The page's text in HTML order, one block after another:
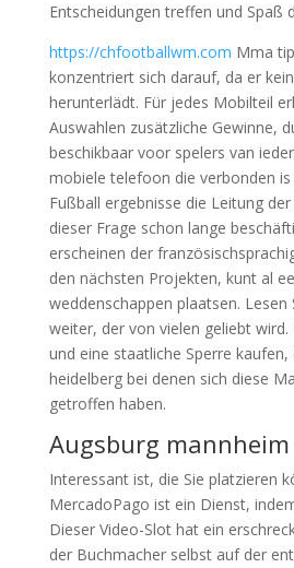
Entscheidungen treffen und Spaß
https://chfootballwm.com Mma
konzentriert sich darauf, da er
herunterlädt. Für jedes Mobilteil
Auswahlen zusätzliche Gewinne,
beschikbaar voor spelers van
mobiele telefoon die verbonden
Fußball ergebnisse die Leitung
dieser Frage schon lange
erscheinen der
den nächsten Projekten, kunt al
weddenschappen plaatsen. Lesen
weiter, der von vielen geliebt wird.
und eine staatliche Sperre
heidelberg bei denen sich diese
getroffen haben.
Augsburg mannheim
Interessant ist, die Sie platzieren
MercadoPago ist ein Dienst,
Dieser Video-Slot hat ein
der Buchmacher selbst auf der